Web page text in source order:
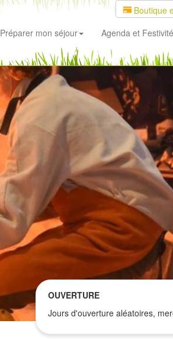
Boutique
Préparer mon séjour Agenda et
OUVERTURE
Jours d'ouverture aléatoires,